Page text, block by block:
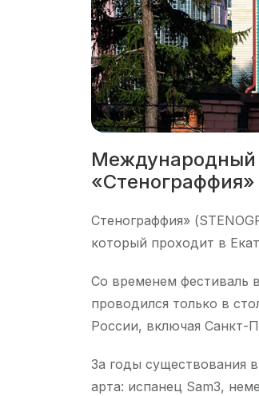
Международный
«Стенограффия»
Стенограффия»
который проходит в
Со временем фестиваль
проводился только в
России, включая Санкт-
За годы существования
арта: испанец Sam3,